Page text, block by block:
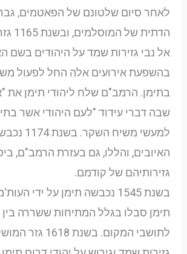
לאחר סיום שלטונם של הפאטמים,
הדתית
אל נבי גזירות שמד על היהודים בשם
בהשפעת אירועים אלה החל לפעול
בתימן. הרמב"ם שלח ליהודי תימן את
שבה דברי עידוד "לעם היהודי אשר
למעשי משיח
האיובים, והללו, גם בעזרת הרמב"ם,
גזירותיהם של קודמם.
בשנת 1545 נכבשה תימן על ידי
תימן סבלו בגלל המתיחות ששררה
לתושבי המקום.